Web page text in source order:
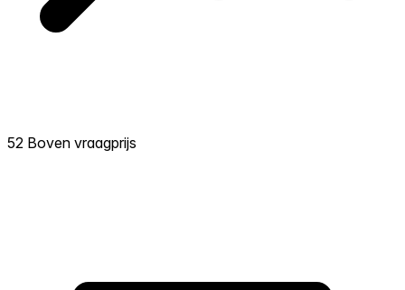
52 Boven vraagprijs